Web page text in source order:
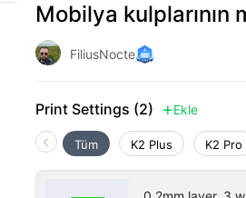
Mobilya kulplarının
FiliusNocte
Print Settings (2)  Ekle
Tüm K2 Plus K2 Pro